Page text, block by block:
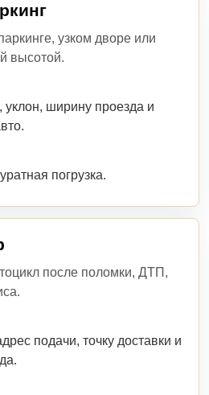
узком дворе или
высотой.
уклон, ширину проезда и
погрузка.
после поломки, ДТП,
подачи, точку доставки и